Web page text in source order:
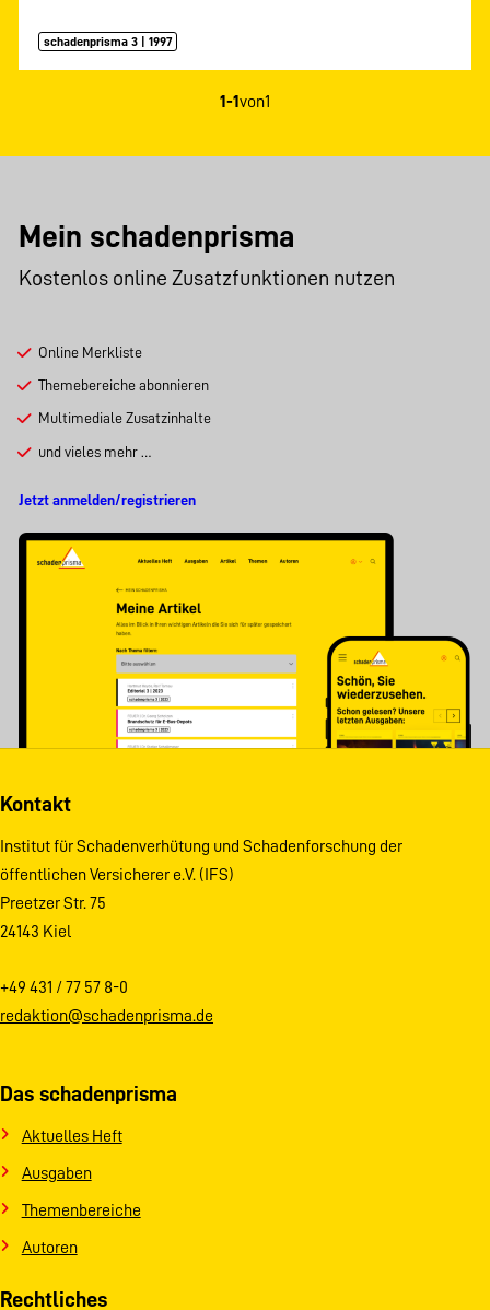
schadenprisma 3 | 1997
1-1von1
Mein schadenprisma
Kostenlos online Zusatzfunktionen nutzen
Online Merkliste
Themebereiche abonnieren
Multimediale Zusatzinhalte
und vieles mehr …
Jetzt anmelden/registrieren
Kontakt
Institut für Schadenverhütung und Schadenforschung der
öffentlichen Versicherer e.V. (IFS)
Preetzer Str. 75
24143 Kiel
+49 431 / 77 57 8-0
redaktion@schadenprisma.de
Das schadenprisma
Aktuelles Heft
Ausgaben
Themenbereiche
Autoren
Rechtliches